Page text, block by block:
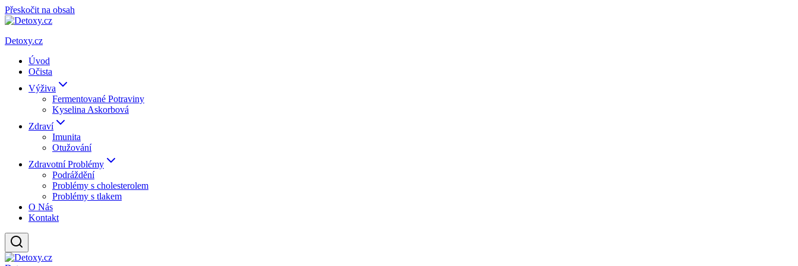
Přeskočit na obsah
Detoxy.cz
Úvod
Očista
Výživa
Fermentované Potraviny
Kyselina Askorbová
Zdraví
Imunita
Otužování
Zdravotní Problémy
Podráždění
Problémy s cholesterolem
Problémy s tlakem
O Nás
Kontakt